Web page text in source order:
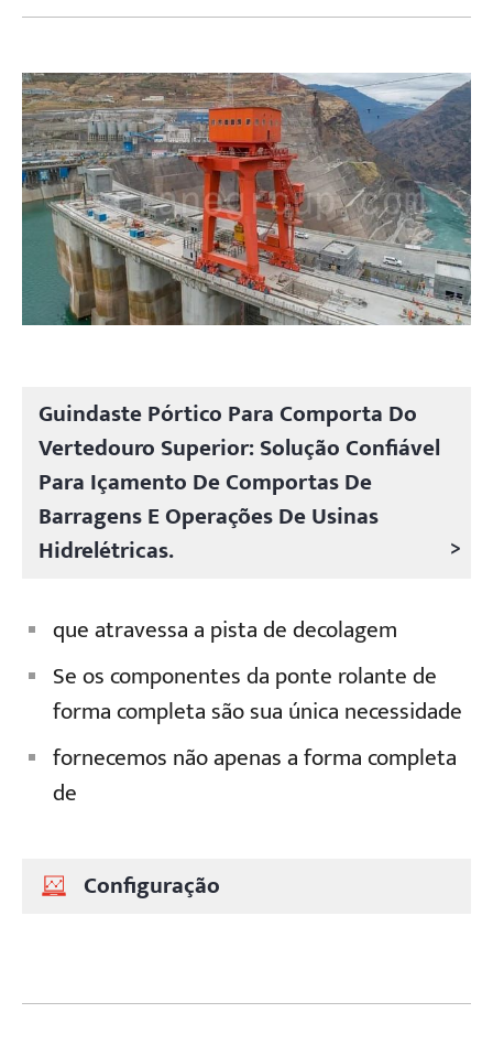
Guindaste Pórtico Para Comporta Do
Vertedouro Superior: Solução Confiável
Para Içamento De Comportas De
Barragens E Operações De Usinas
Hidrelétricas.
>
que atravessa a pista de decolagem
Se os componentes da ponte rolante de
forma completa são sua única necessidade
fornecemos não apenas a forma completa
de
Configuração